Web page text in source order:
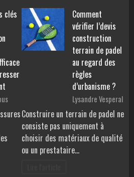
clés
Comment
vérifier l’devis
construction
terrain de padel
au regard des
règles
d’urbanisme ?
Lysandre Vesperal
Construire un terrain de padel ne
consiste pas uniquement à
choisir des matériaux de qualité
ou un prestataire…